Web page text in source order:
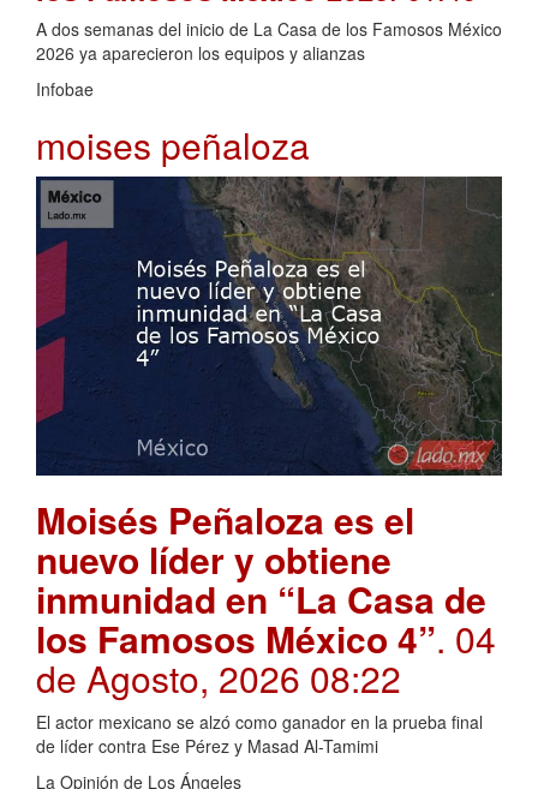
A dos semanas del inicio de La Casa de los Famosos México
2026 ya aparecieron los equipos y alianzas
Infobae
moises peñaloza
Moisés Peñaloza es el
nuevo líder y obtiene
inmunidad en “La Casa de
los Famosos México 4”. 04
de Agosto, 2026 08:22
El actor mexicano se alzó como ganador en la prueba final
de líder contra Ese Pérez y Masad Al-Tamimi
La Opinión de Los Ángeles